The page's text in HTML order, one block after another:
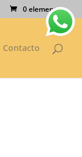
0 elementos
Contacto